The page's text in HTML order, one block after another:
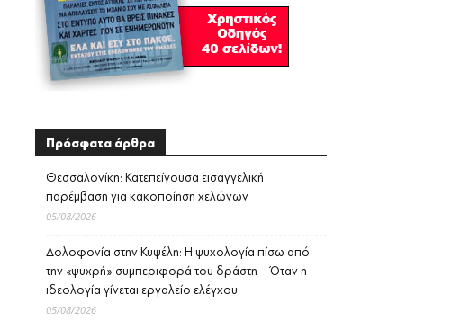
Πρόσφατα άρθρα
Θεσσαλονίκη: Κατεπείγουσα εισαγγελική
παρέμβαση για κακοποίηση χελώνων
05/08/2026
Δολοφονία στην Κυψέλη: Η ψυχολογία πίσω από
την «ψυχρή» συμπεριφορά του δράστη – Όταν η
ιδεολογία γίνεται εργαλείο ελέγχου
05/08/2026